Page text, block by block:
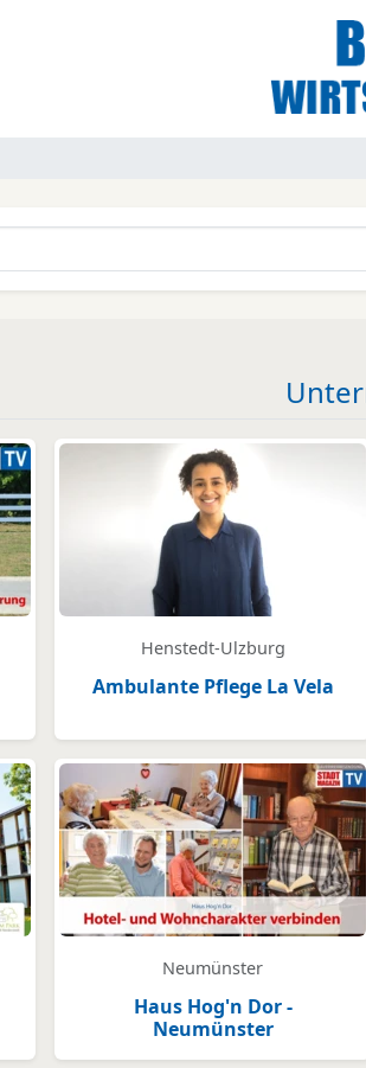
Henstedt-Ulzburg
Ambulante Pflege La Vela
Neumünster
Haus Hog'n Dor -
Neumünster